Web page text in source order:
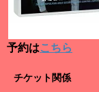
予約はこちら
チケット関係